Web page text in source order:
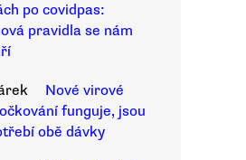
po covidpas:
pravidla se nám
Nové virové
funguje, jsou
obě dávky